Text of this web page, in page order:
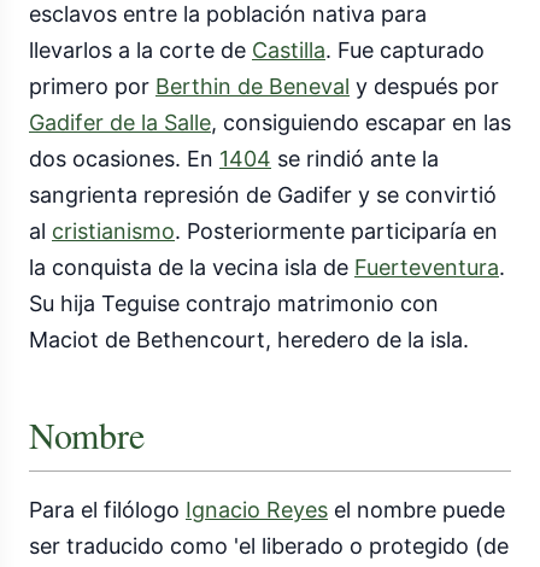
esclavos entre la población nativa para
llevarlos a la corte de Castilla. Fue capturado
primero por Berthin de Beneval y después por
Gadifer de la Salle, consiguiendo escapar en las
dos ocasiones. En 1404 se rindió ante la
sangrienta represión de Gadifer y se convirtió
al cristianismo. Posteriormente participaría en
la conquista de la vecina isla de Fuerteventura.
Su hija Teguise contrajo matrimonio con
Maciot de Bethencourt, heredero de la isla.
Nombre
Para el filólogo Ignacio Reyes el nombre puede
ser traducido como 'el liberado o protegido (de